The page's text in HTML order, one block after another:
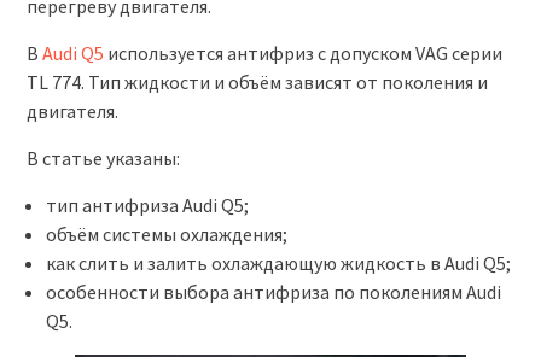
перегреву двигателя.
В Audi Q5 используется антифриз с допуском VAG серии
TL 774. Тип жидкости и объём зависят от поколения и
двигателя.
В статье указаны:
тип антифриза Audi Q5;
объём системы охлаждения;
как слить и залить охлаждающую жидкость в Audi Q5;
особенности выбора антифриза по поколениям Audi
Q5.